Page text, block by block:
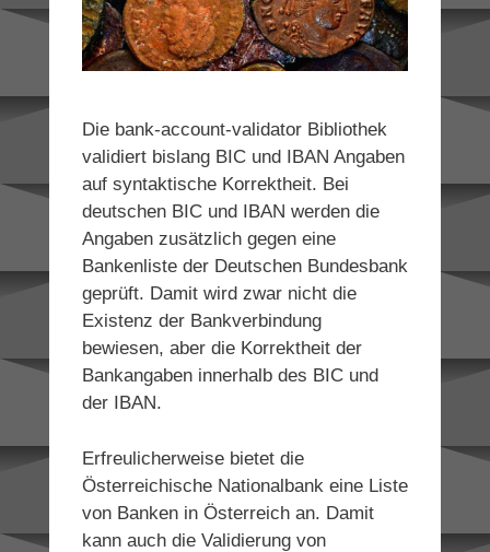
Die bank-account-validator Bibliothek
validiert bislang BIC und IBAN Angaben
auf syntaktische Korrektheit. Bei
deutschen BIC und IBAN werden die
Angaben zusätzlich gegen eine
Bankenliste der Deutschen Bundesbank
geprüft. Damit wird zwar nicht die
Existenz der Bankverbindung
bewiesen, aber die Korrektheit der
Bankangaben innerhalb des BIC und
der IBAN.
Erfreulicherweise bietet die
Österreichische Nationalbank eine Liste
von Banken in Österreich an. Damit
kann auch die Validierung von